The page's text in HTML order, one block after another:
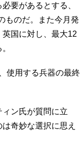
要があるとする、
ものだ。また今月発
国に対し、最大12
使用する兵器の最終
ン氏が質問に立
奇妙な選択に思え